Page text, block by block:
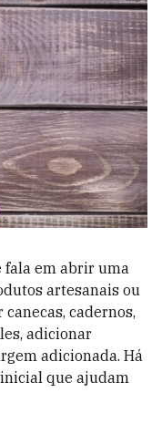
fala em abrir uma
artesanais ou
cadernos,
adicionar
adicionada. Há
que ajudam